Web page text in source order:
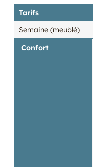
Tarifs
Semaine (meublé)
Confort